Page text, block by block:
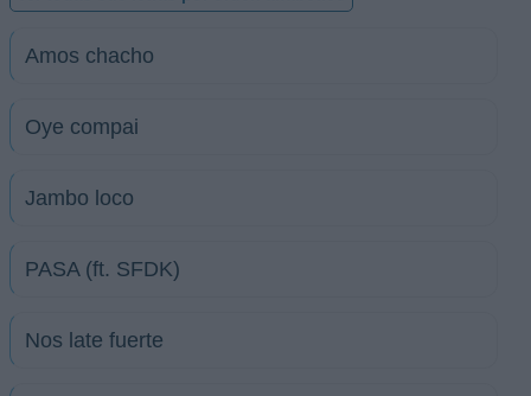
Amos chacho
Oye compai
Jambo loco
PASA (ft. SFDK)
Nos late fuerte